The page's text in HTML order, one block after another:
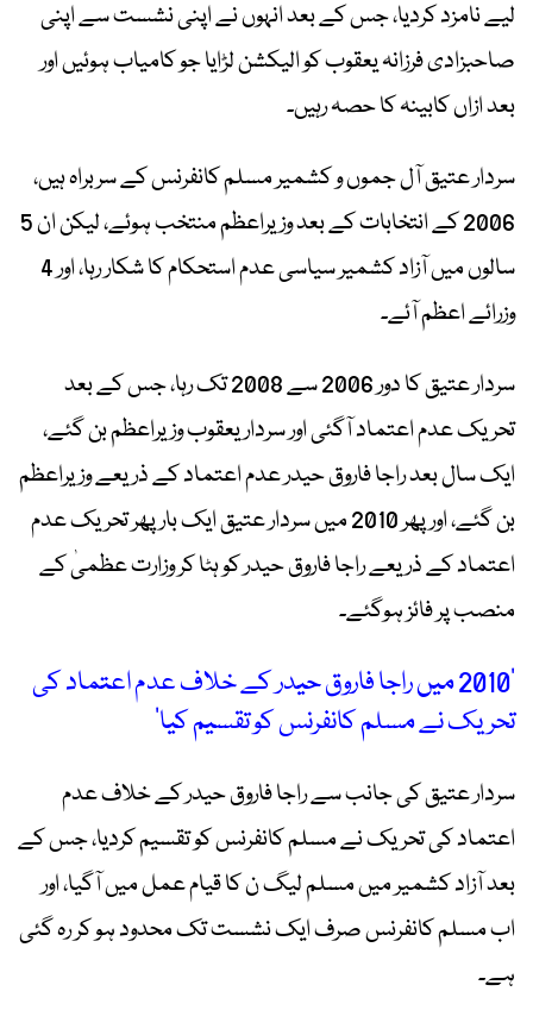
لیے نامزد کردیا، جس کے بعد انہوں نے اپنی نشست سے اپنی
صاحبزادی فرزانہ یعقوب کو الیکشن لڑایا جو کامیاب ہوئیں اور
بعد ازاں کابینہ کا حصہ رہیں۔
سردار عتیق آل جموں و کشمیر مسلم کانفرنس کے سربراہ ہیں،
2006 کے انتخابات کے بعد وزیراعظم منتخب ہوئے، لیکن ان 5
سالوں میں آزاد کشمیر سیاسی عدم استحکام کا شکار رہا، اور 4
وزرائے اعظم آئے۔
سردار عتیق کا دور 2006 سے 2008 تک رہا، جس کے بعد
تحریک عدم اعتماد آگئی اور سردار یعقوب وزیراعظم بن گئے،
ایک سال بعد راجا فاروق حیدر عدم اعتماد کے ذریعے وزیراعظم
بن گئے، اور پھر 2010 میں سردار عتیق ایک بار پھر تحریک عدم
اعتماد کے ذریعے راجا فاروق حیدر کو ہٹا کر وزارت عظمیٰ کے
منصب پر فائز ہوگئے۔
’2010 میں راجا فاروق حیدر کے خلاف عدم اعتماد کی
تحریک نے مسلم کانفرنس کو تقسیم کیا‘
سردار عتیق کی جانب سے راجا فاروق حیدر کے خلاف عدم
اعتماد کی تحریک نے مسلم کانفرنس کو تقسیم کردیا، جس کے
بعد آزاد کشمیر میں مسلم لیگ ن کا قیام عمل میں آگیا، اور
اب مسلم کانفرنس صرف ایک نشست تک محدود ہو کر رہ گئی
ہے۔